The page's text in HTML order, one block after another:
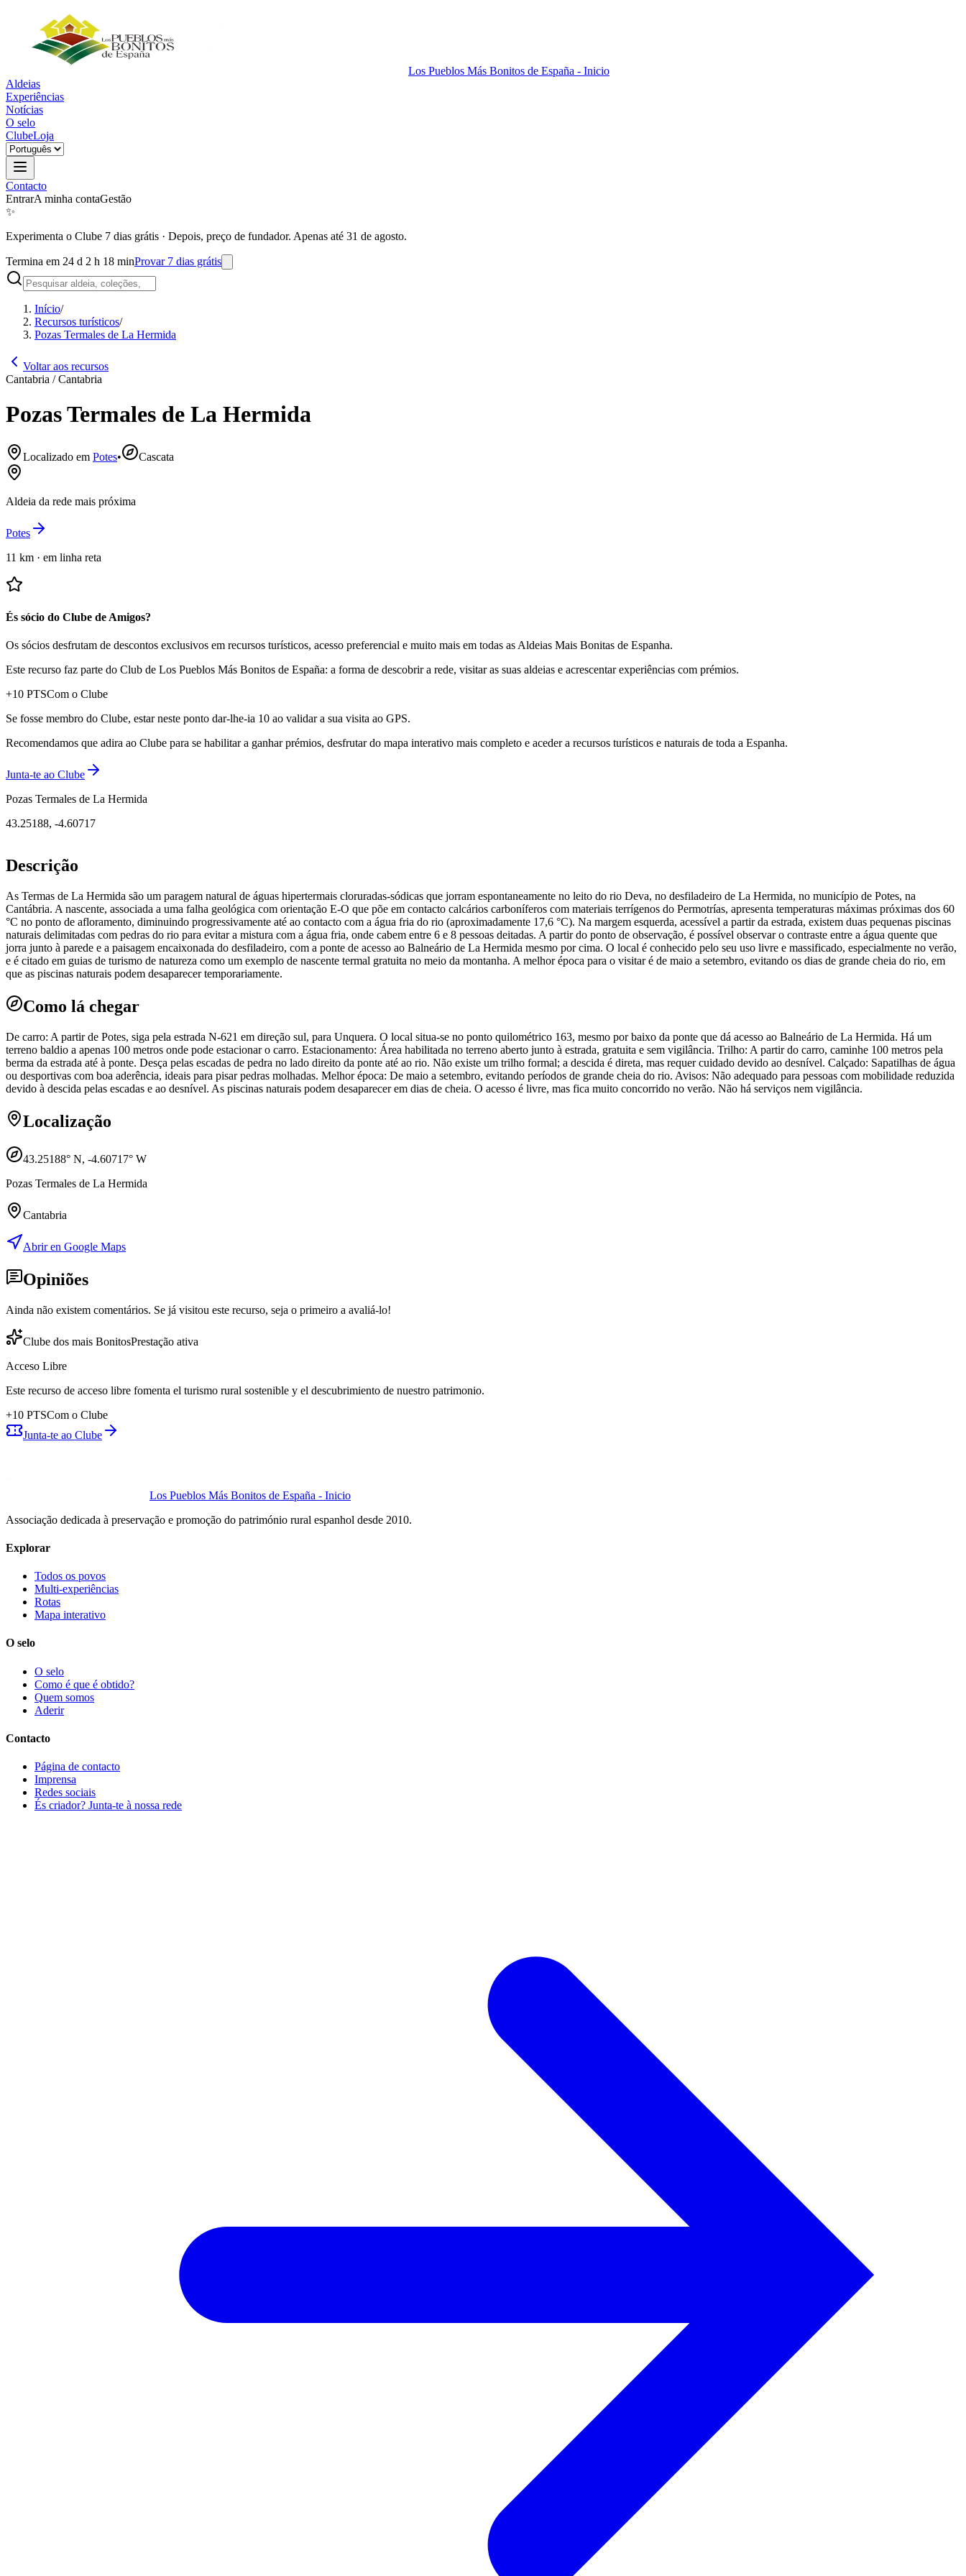
Los Pueblos Más Bonitos de España - Inicio
Aldeias
Experiências
Notícias
O selo
ClubeLoja
Contacto
EntrarA minha contaGestão
✨
Experimenta o Clube 7 dias grátis · Depois, preço de fundador. Apenas até 31 de agosto.
Termina em 24 d 2 h 18 minProvar 7 dias grátis
Início/
Recursos turísticos/
Pozas Termales de La Hermida
Voltar aos recursos
Cantabria / Cantabria
Pozas Termales de La Hermida
Localizado em Potes• Cascata
Aldeia da rede mais próxima
Potes
11 km · em linha reta
És sócio do Clube de Amigos?
Os sócios desfrutam de descontos exclusivos em recursos turísticos, acesso preferencial e muito mais em todas as Aldeias Mais Bonitas de Espanha.
Este recurso faz parte do Club de Los Pueblos Más Bonitos de España: a forma de descobrir a rede, visitar as suas aldeias e acrescentar experiências com prémios.
+10 PTSCom o Clube
Se fosse membro do Clube, estar neste ponto dar-lhe-ia 10 ao validar a sua visita ao GPS.
Recomendamos que adira ao Clube para se habilitar a ganhar prémios, desfrutar do mapa interativo mais completo e aceder a recursos turísticos e naturais de toda a Espanha.
Junta-te ao Clube
Pozas Termales de La Hermida
43.25188, -4.60717
Descrição
As Termas de La Hermida são um paragem natural de águas hipertermais cloruradas-sódicas que jorram espontaneamente no leito do rio Deva, no desfiladeiro de La Hermida, no município de Potes, na
Cantábria. A nascente, associada a uma falha geológica com orientação E-O que põe em contacto calcários carboníferos com materiais terrígenos do Permotrías, apresenta temperaturas máximas próximas dos 60
°C no ponto de afloramento, diminuindo progressivamente até ao contacto com a água fria do rio (aproximadamente 17,6 °C). Na margem esquerda, acessível a partir da estrada, existem duas pequenas piscinas
naturais delimitadas com pedras do rio para evitar a mistura com a água fria, onde cabem entre 6 e 8 pessoas deitadas. A partir do ponto de observação, é possível observar o contraste entre a água quente que
jorra junto à parede e a paisagem encaixonada do desfiladeiro, com a ponte de acesso ao Balneário de La Hermida mesmo por cima. O local é conhecido pelo seu uso livre e massificado, especialmente no verão,
e é citado em guias de turismo de natureza como um exemplo de nascente termal gratuita no meio da montanha. A melhor época para o visitar é de maio a setembro, evitando os dias de grande cheia do rio, em
que as piscinas naturais podem desaparecer temporariamente.
Como lá chegar
De carro: A partir de Potes, siga pela estrada N-621 em direção sul, para Unquera. O local situa-se no ponto quilométrico 163, mesmo por baixo da ponte que dá acesso ao Balneário de La Hermida. Há um
terreno baldio a apenas 100 metros onde pode estacionar o carro. Estacionamento: Área habilitada no terreno aberto junto à estrada, gratuita e sem vigilância. Trilho: A partir do carro, caminhe 100 metros pela
berma da estrada até à ponte. Desça pelas escadas de pedra no lado direito da ponte até ao rio. Não existe um trilho formal; a descida é direta, mas requer cuidado devido ao desnível. Calçado: Sapatilhas de água
ou desportivas com boa aderência, ideais para pisar pedras molhadas. Melhor época: De maio a setembro, evitando períodos de grande cheia do rio. Avisos: Não adequado para pessoas com mobilidade reduzida
devido à descida pelas escadas e ao desnível. As piscinas naturais podem desaparecer em dias de cheia. O acesso é livre, mas fica muito concorrido no verão. Não há serviços nem vigilância.
Localização
43.25188° N, -4.60717° W
Pozas Termales de La Hermida
Cantabria
Abrir en Google Maps
Opiniões
Ainda não existem comentários. Se já visitou este recurso, seja o primeiro a avaliá-lo!
Clube dos mais BonitosPrestação ativa
Acceso Libre
Este recurso de acceso libre fomenta el turismo rural sostenible y el descubrimiento de nuestro patrimonio.
+10 PTSCom o Clube
Junta-te ao Clube
Los Pueblos Más Bonitos de España - Inicio
Associação dedicada à preservação e promoção do património rural espanhol desde 2010.
Explorar
Todos os povos
Multi-experiências
Rotas
Mapa interativo
O selo
O selo
Como é que é obtido?
Quem somos
Aderir
Contacto
Página de contacto
Imprensa
Redes sociais
És criador? Junta-te à nossa rede